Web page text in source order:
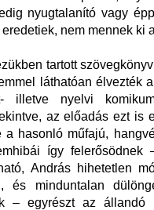
nyugtalanító vagy
nem mennek ki
tartott
láthatóan élvezték
illetve nyelvi
az előadás ezt is
a hasonló műfajú,
így
András hihetetlen
és minduntalan
– egyrészt az állandó